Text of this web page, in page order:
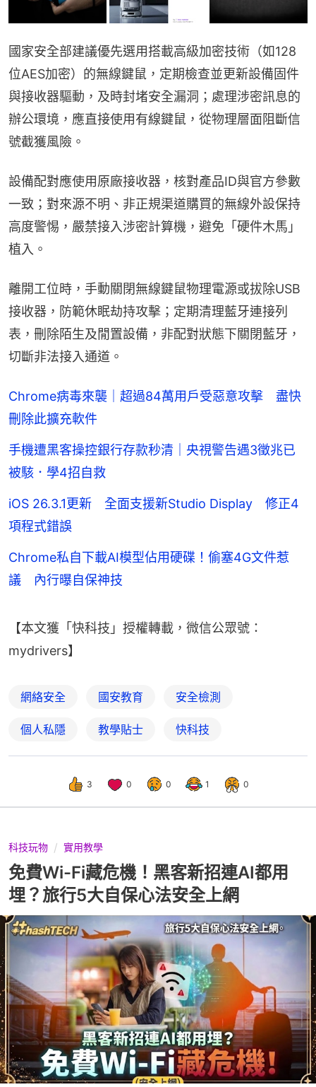
國家安全部建議優先選用搭載高級加密技術（如128
位AES加密）的無線鍵鼠，定期檢查並更新設備固件
與接收器驅動，及時封堵安全漏洞；處理涉密訊息的
辦公環境，應直接使用有線鍵鼠，從物理層面阻斷信
號截獲風險。
設備配對應使用原廠接收器，核對產品ID與官方參數
一致；對來源不明、非正規渠道購買的無線外設保持
高度警惕，嚴禁接入涉密計算機，避免「硬件木馬」
植入。
離開工位時，手動關閉無線鍵鼠物理電源或拔除USB
接收器，防範休眠劫持攻擊；定期清理藍牙連接列
表，刪除陌生及閒置設備，非配對狀態下關閉藍牙，
切斷非法接入通道。
Chrome病毒來襲｜超過84萬用戶受惡意攻擊 盡快
刪除此擴充軟件
手機遭黑客操控銀行存款秒清｜央視警告遇3徵兆已
被駭．學4招自救
iOS 26.3.1更新 全面支援新Studio Display 修正4
項程式錯誤
Chrome私自下載AI模型佔用硬碟！偷塞4G文件惹
議 內行曝自保神技
【本文獲「快科技」授權轉載，微信公眾號：
mydrivers】
網絡安全 國安教育 安全檢測
個人私隱 教學貼士 快科技
3 0 0 1 0
科技玩物 實用教學
免費Wi-Fi藏危機！黑客新招連AI都用
埋？旅行5大自保心法安全上網